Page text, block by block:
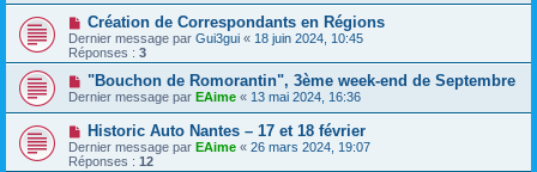
Création de Correspondants en Régions
Dernier message par Gui3gui « 18 juin 2024, 10:45
Réponses : 3
"Bouchon de Romorantin", 3ème week-end de Septembre
Dernier message par EAime « 13 mai 2024, 16:36
Historic Auto Nantes – 17 et 18 février
Dernier message par EAime « 26 mars 2024, 19:07
Réponses : 12